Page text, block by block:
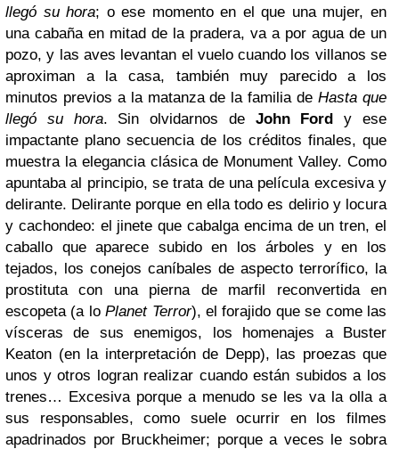
llegó su hora; o ese momento en el que una mujer, en
una cabaña en mitad de la pradera, va a por agua de un
pozo, y las aves levantan el vuelo cuando los villanos se
aproximan a la casa, también muy parecido a los
minutos previos a la matanza de la familia deHasta que
llegó su hora. Sin olvidarnos de John Ford y ese
impactante plano secuencia de los créditos finales, que
muestra la elegancia clásica de Monument Valley. Como
apuntaba al principio, se trata de una película excesiva y
delirante. Delirante porque en ella todo es delirio y locura
y cachondeo: el jinete que cabalga encima de un tren, el
caballo que aparece subido en los árboles y en los
tejados, los conejos caníbales de aspecto terrorífico, la
prostituta con una pierna de marfil reconvertida en
escopeta (a loPlanet Terror), el forajido que se come las
vísceras de sus enemigos, los homenajes a Buster
Keaton (en la interpretación de Depp), las proezas que
unos y otros logran realizar cuando están subidos a los
trenes… Excesiva porque a menudo se les va la olla a
sus responsables, como suele ocurrir en los filmes
apadrinados por Bruckheimer; porque a veces le sobra